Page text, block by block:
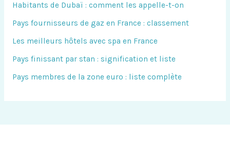
h
e
r
Habitants de Dubaï : comment les appelle-t-on
Pays fournisseurs de gaz en France : classement
Les meilleurs hôtels avec spa en France
Pays finissant par stan : signification et liste
Pays membres de la zone euro : liste complète